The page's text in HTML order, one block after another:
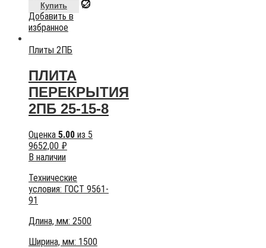
Купить
Добавить в
избранное
Плиты 2ПБ
ПЛИТА
ПЕРЕКРЫТИЯ
2ПБ 25-15-8
Оценка 5.00 из 5
9652,00 ₽
В наличии
Технические
условия: ГОСТ 9561-
91
Длина, мм: 2500
Ширина, мм: 1500